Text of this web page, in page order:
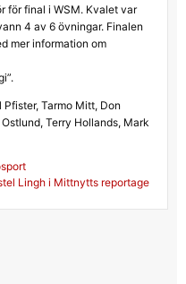
för final i WSM. Kvalet var
4 av 6 övningar. Finalen
mer information om
Tarmo Mitt, Don
Terry Hollands, Mark
Lingh i Mittnytts reportage